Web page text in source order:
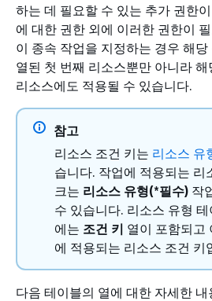
하는 데 필요할 수 있는 추가 권한
에 대한 권한 외에 이러한 권한이
이 종속 작업을 지정하는 경우 해
열된 첫 번째 리소스뿐만 아니라
리소스에도 적용될 수 있습니다.
참고
리소스 조건 키는 리소스 유
습니다. 작업에 적용되는 리
크는 리소스 유형(*필수) 작
수 있습니다. 리소스 유형
에는 조건 키 열이 포함되고
에 적용되는 리소스 조건 키
다음 테이블의 열에 대한 자세한 내